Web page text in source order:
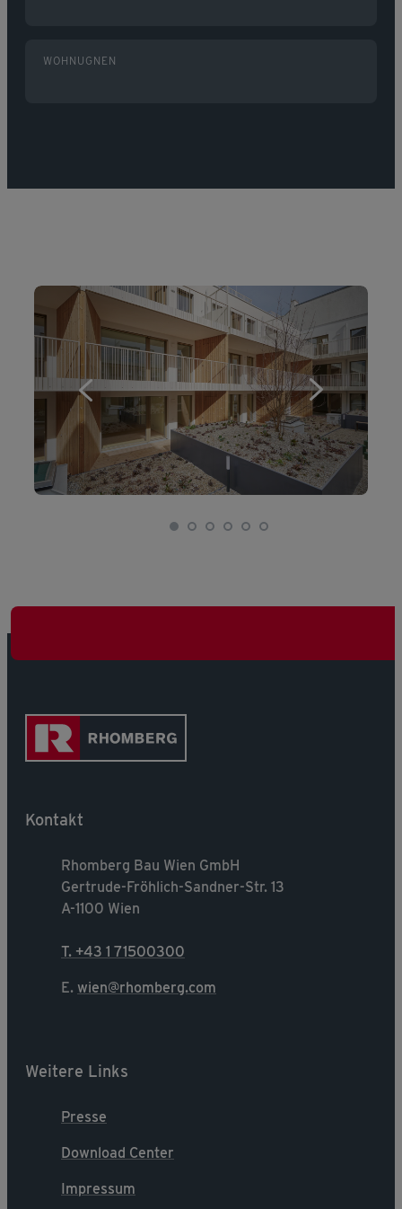
WOHNUGNEN
Kontakt
Rhomberg Bau Wien GmbH
Gertrude-Fröhlich-Sandner-Str. 13
A-1100 Wien
T. +43 1 71500300
E. wien@rhomberg.com
Weitere Links
Presse
Download Center
Impressum